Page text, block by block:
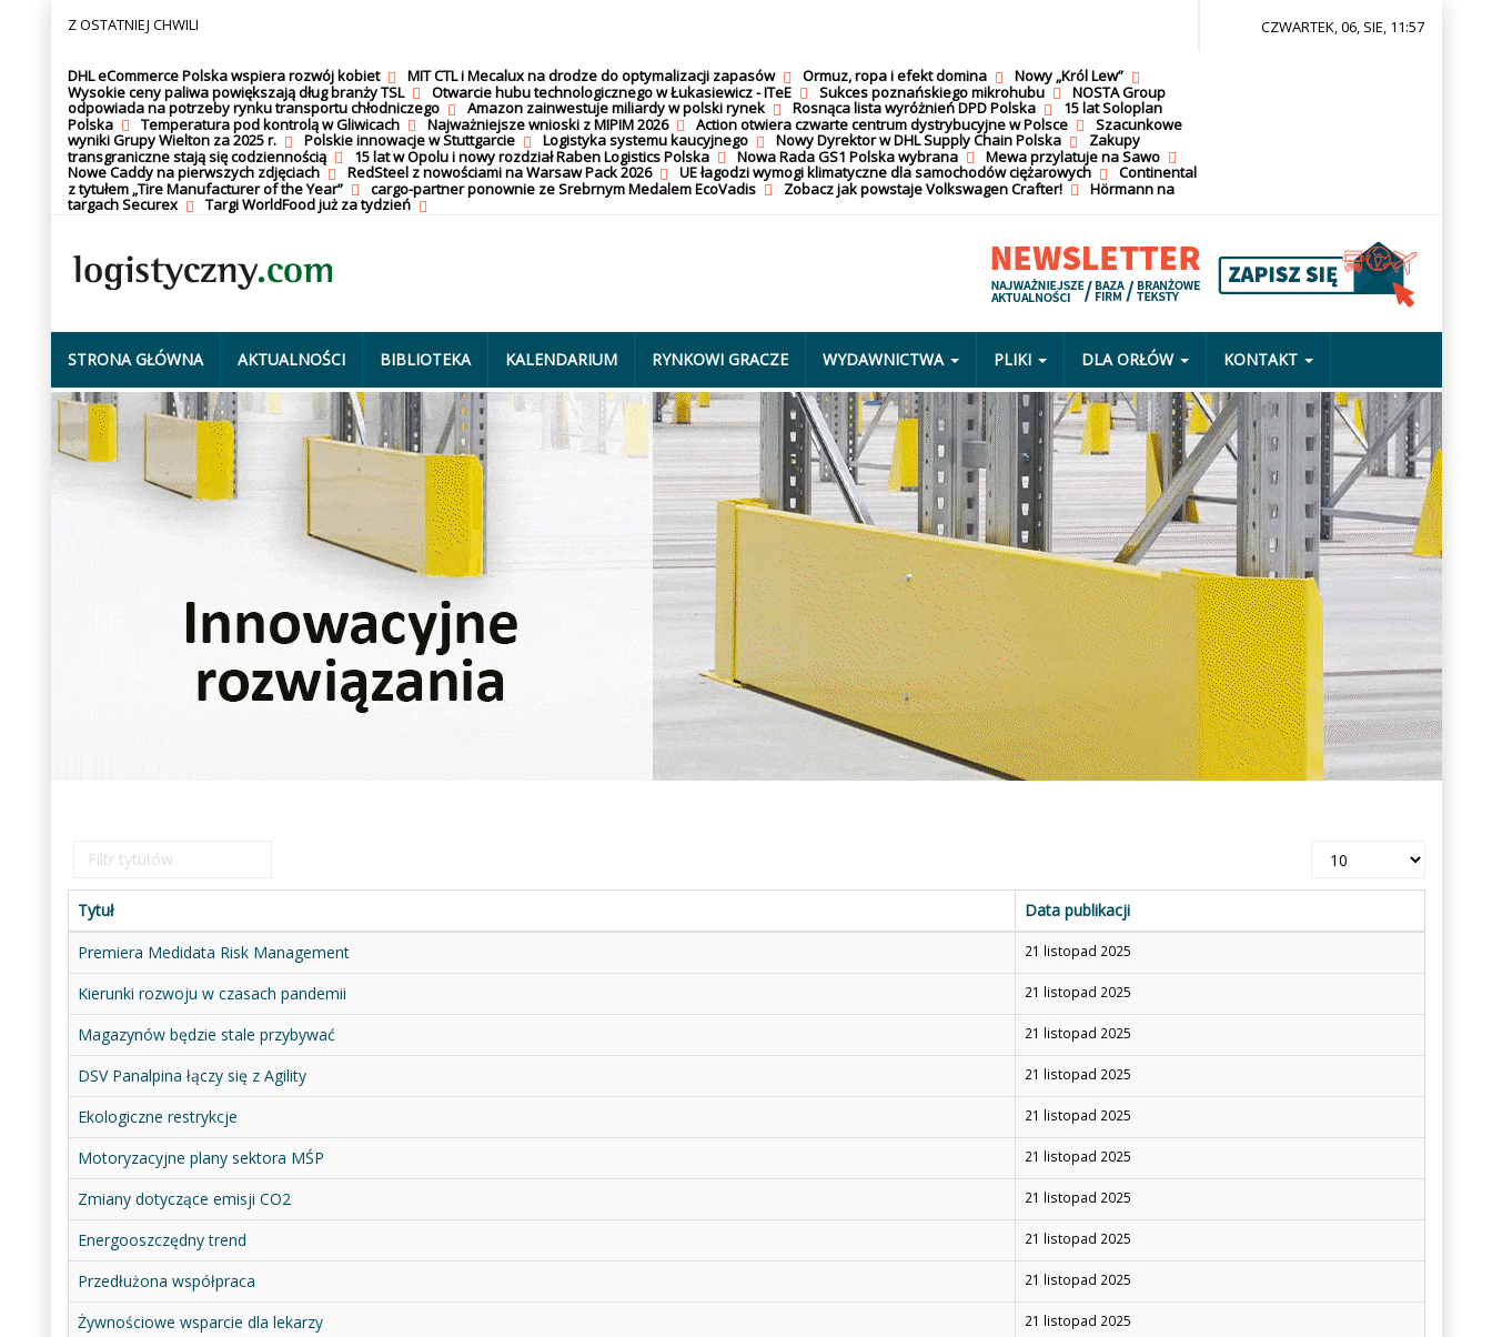
Z OSTATNIEJ CHWILI
DHL eCommerce Polska wspiera rozwój kobiet MIT CTL i Mecalux na drodze do optymalizacji zapasów Ormuz, ropa i efekt domina
Nowy „Król Lew”
Wysokie ceny paliwa powiększają dług branży TSL
Otwarcie hubu technologicznego w Łukasiewicz - ITeE Sukces poznańskiego mikrohubu
NOSTA Group
odpowiada na potrzeby rynku transportu chłodniczego
Amazon zainwestuje miliardy w polski rynek Rosnąca lista wyróżnień DPD Polska
15 lat Soloplan
Polska
Temperatura pod kontrolą w Gliwicach Najważniejsze wnioski z MIPIM 2026 Action otwiera czwarte centrum dystrybucyjne w Polsce
Szacunkowe
wyniki Grupy Wielton za 2025 r.
Polskie innowacje w Stuttgarcie Logistyka systemu kaucyjnego Nowy Dyrektor w DHL Supply Chain Polska
Zakupy
transgraniczne stają się codziennością
15 lat w Opolu i nowy rozdział Raben Logistics Polska Nowa Rada GS1 Polska wybrana
Mewa przylatuje na Sawo
Nowe Caddy na pierwszych zdjęciach
RedSteel z nowościami na Warsaw Pack 2026 UE łagodzi wymogi klimatyczne dla samochodów ciężarowych
Continental
z tytułem „Tire Manufacturer of the Year”
cargo-partner ponownie ze Srebrnym Medalem EcoVadis Zobacz jak powstaje Volkswagen Crafter!
Hörmann na
targach Securex
Targi WorldFood już za tydzień
CZWARTEK, 06, SIE, 11:57
STRONA GŁÓWNA AKTUALNOŚCI BIBLIOTEKA KALENDARIUM RYNKOWI GRACZE WYDAWNICTWA PLIKI DLA ORŁÓW KONTAKT
Filtr
tytułów
Pokaż
Tytuł
Data publikacji
Premiera Medidata Risk Management
21 listopad 2025
Kierunki rozwoju w czasach pandemii 21 listopad 2025
Magazynów będzie stale przybywać 21 listopad 2025
DSV Panalpina łączy się z Agility 21 listopad 2025
Ekologiczne restrykcje 21 listopad 2025
Motoryzacyjne plany sektora MŚP 21 listopad 2025
Zmiany dotyczące emisji CO2 21 listopad 2025
Energooszczędny trend 21 listopad 2025
Przedłużona współpraca 21 listopad 2025
Żywnościowe wsparcie dla lekarzy 21 listopad 2025